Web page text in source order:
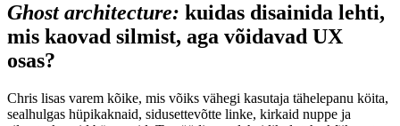
Ghost architecture: kuidas disainida lehti,
mis kaovad silmist, aga võidavad UX
osas?
Chris lisas varem kõike, mis võiks vähegi kasutaja tähelepanu köita,
sealhulgas hüpikaknaid, sidusettevõtte linke, kirkaid nuppe ja